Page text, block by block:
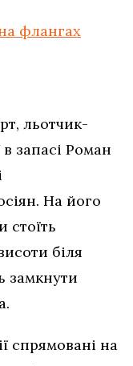
флангах
льотчик-
запасі Роман
На його
біля
замкнути
спрямовані на